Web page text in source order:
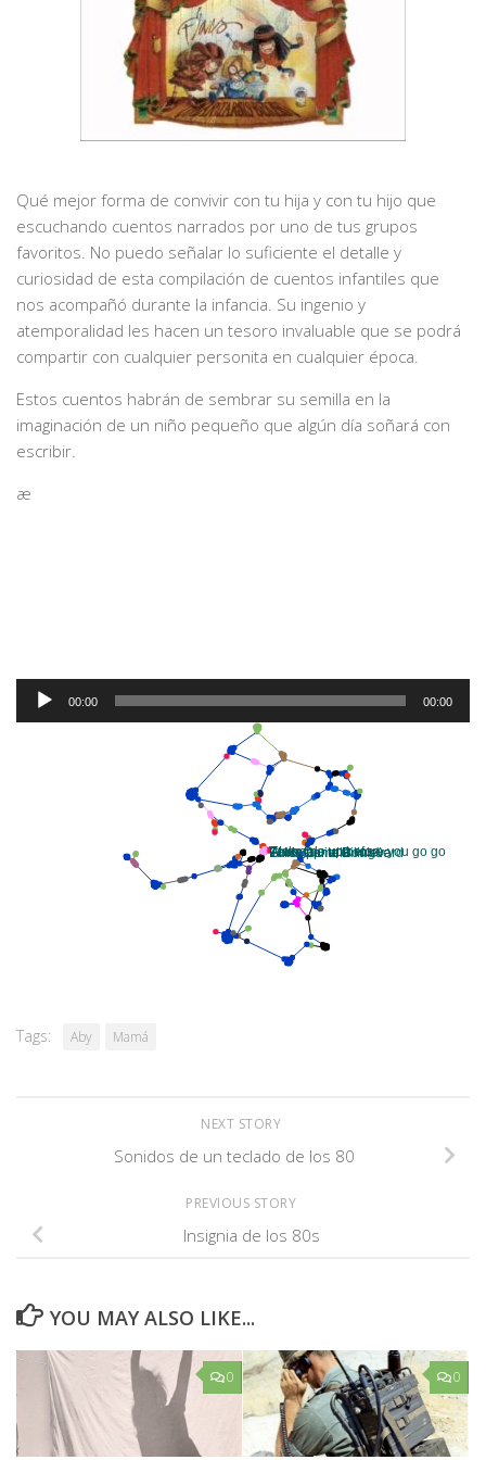
Qué mejor forma de convivir con tu hija y con tu hijo que
escuchando cuentos narrados por uno de tus grupos
favoritos. No puedo señalar lo suficiente el detalle y
curiosidad de esta compilación de cuentos infantiles que
nos acompañó durante la infancia. Su ingenio y
atemporalidad les hacen un tesoro invaluable que se podrá
compartir con cualquier personita en cualquier época.
Estos cuentos habrán de sembrar su semilla en la
imaginación de un niño pequeño que algún día soñará con
escribir.
æ
Audio
Player
00:00 00:00
Tags: Aby Mamá
NEXT STORY
Sonidos de un teclado de los 80
PREVIOUS STORY
Insignia de los 80s
YOU MAY ALSO LIKE...
0 0